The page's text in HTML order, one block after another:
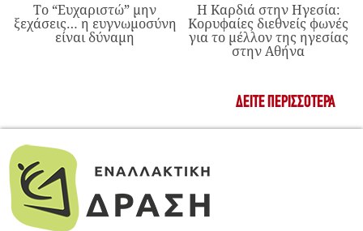
Το “Ευχαριστώ” μην
ξεχάσεις… η ευγνωμοσύνη
είναι δύναμη
Η Καρδιά στην Ηγεσία:
Κορυφαίες διεθνείς φωνές
για το μέλλον της ηγεσίας
στην Αθήνα
ΔΕΊΤΕ ΠΕΡΙΣΣΌΤΕΡΑ